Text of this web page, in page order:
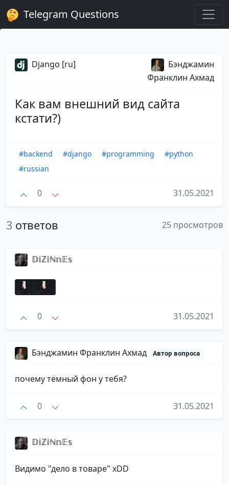
Telegram Questions
Django [ru]
Бэнджамин
Франклин Ахмад
Как вам внешний вид сайта
кстати?)
#backend #django #programming
#python
#russian
0 31.05.2021
3 ответов 25 просмотров
𝔻𝕚ℤ𝕚ℕ𝕟𝔼𝕤
0 31.05.2021
Бэнджамин Франклин Ахмад Автор вопроса
почему тёмный фон у тебя?
0 31.05.2021
𝔻𝕚ℤ𝕚ℕ𝕟𝔼𝕤
Видимо "дело в товаре" xDD